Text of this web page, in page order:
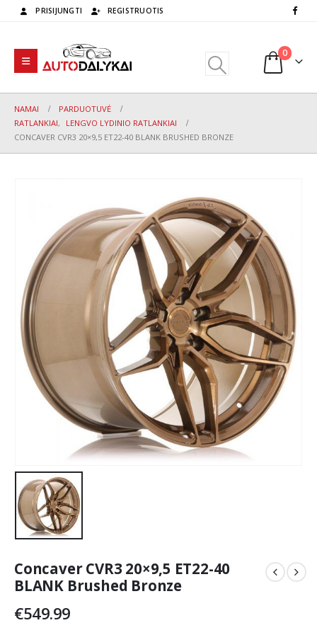
PRISIJUNGTI REGISTRUOTIS
0
NAMAI
PARDUOTUVĖ
RATLANKIAI,
LENGVO LYDINIO RATLANKIAI
CONCAVER CVR3 20×9,5 ET22-40 BLANK BRUSHED BRONZE
Concaver CVR3 20×9,5 ET22-40
BLANK Brushed Bronze
€549.99